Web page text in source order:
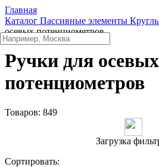
Главная
Каталог Пассивные элементы
осевых потенциометров
Ручки для осевых
потенциометров
Товаров: 849
Загрузка
Сортировать: